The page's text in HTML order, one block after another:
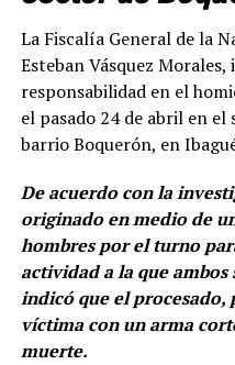
La Fiscalía General de la
Esteban Vásquez
responsabilidad en el
el pasado 24 de abril en
barrio Boquerón, en
De acuerdo con la
originado en medio de
hombres por el turno
actividad a la que ambos
indicó que el procesado,
víctima con un arma
muerte.